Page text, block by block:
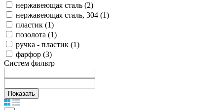
нержавеющая сталь (2)
нержавеющая сталь, 304 (1)
пластик (1)
позолота (1)
ручка - пластик (1)
фарфор (3)
Систем фильтр